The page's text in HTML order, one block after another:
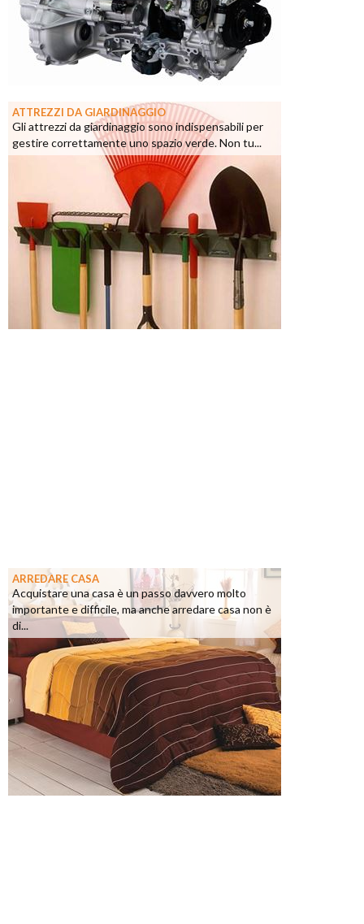
ATTREZZI DA GIARDINAGGIO
Gli attrezzi da giardinaggio sono indispensabili per
gestire correttamente uno spazio verde. Non tu...
ARREDARE CASA
Acquistare una casa è un passo davvero molto
importante e difficile, ma anche arredare casa non è
di...